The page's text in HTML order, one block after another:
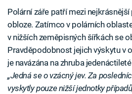
Polární záře patří mezi
obloze. Zatímco v polárních
v nižších zeměpisných šířkách se
Pravděpodobnost jejich výskytu v
je navázána na zhruba
„Jedná se o vzácný jev. Za
vyskytly pouze nižší jednotky